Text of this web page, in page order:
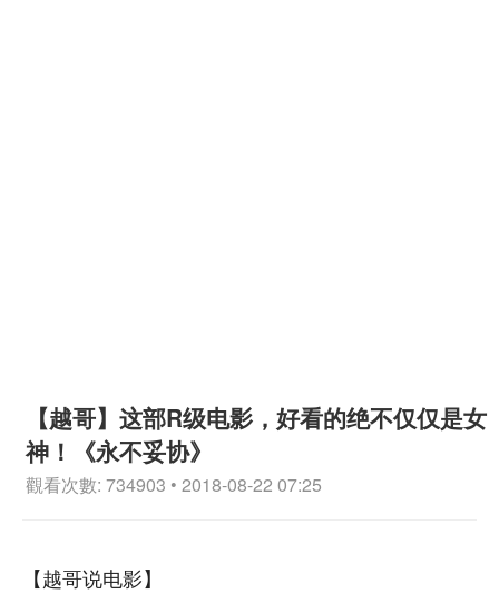
【越哥】这部R级电影，好看的绝不仅仅是女
神！《永不妥协》
觀看次數: 734903 • 2018-08-22 07:25
【越哥说电影】